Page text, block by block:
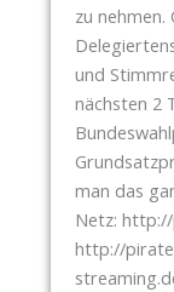
zu nehmen.
und
nächsten 2
man das
Netz:
http://